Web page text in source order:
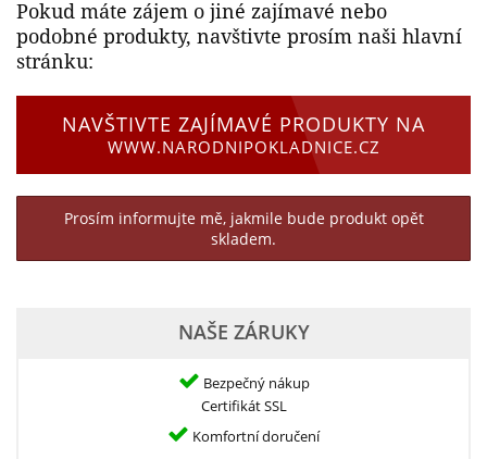
Pokud máte zájem o jiné zajímavé nebo
podobné produkty, navštivte prosím naši hlavní
stránku:
NAVŠTIVTE ZAJÍMAVÉ PRODUKTY NA
WWW.NARODNIPOKLADNICE.CZ
Prosím informujte mě, jakmile bude produkt opět
skladem.
NAŠE ZÁRUKY
Bezpečný nákup
Certifikát SSL
Komfortní doručení